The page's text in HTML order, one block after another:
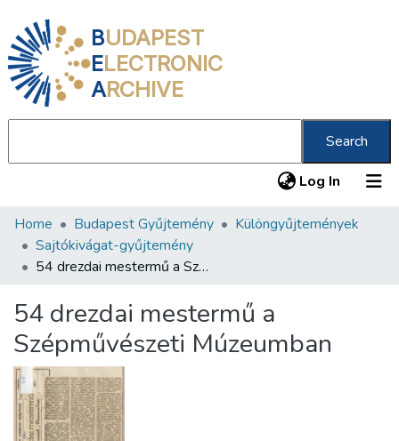
BUDAPEST
ELECTRONIC
ARCHIVE
Search
Log In (current)
Communities & Collections
All of DSpace
About us
Home Budapest Gyűjtemény
Különgyűjtemények
Sajtókivágat-gyűjtemény
54 drezdai mestermű a Szépművészeti Múzeumban
54 drezdai mestermű a
Szépművészeti Múzeumban